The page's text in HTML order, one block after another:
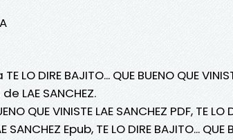
DIRE BAJITO... QUE BUENO QUE
LAE SANCHEZ.
QUE VINISTE LAE SANCHEZ PDF, TE LO
SANCHEZ Epub, TE LO DIRE BAJITO... QUE